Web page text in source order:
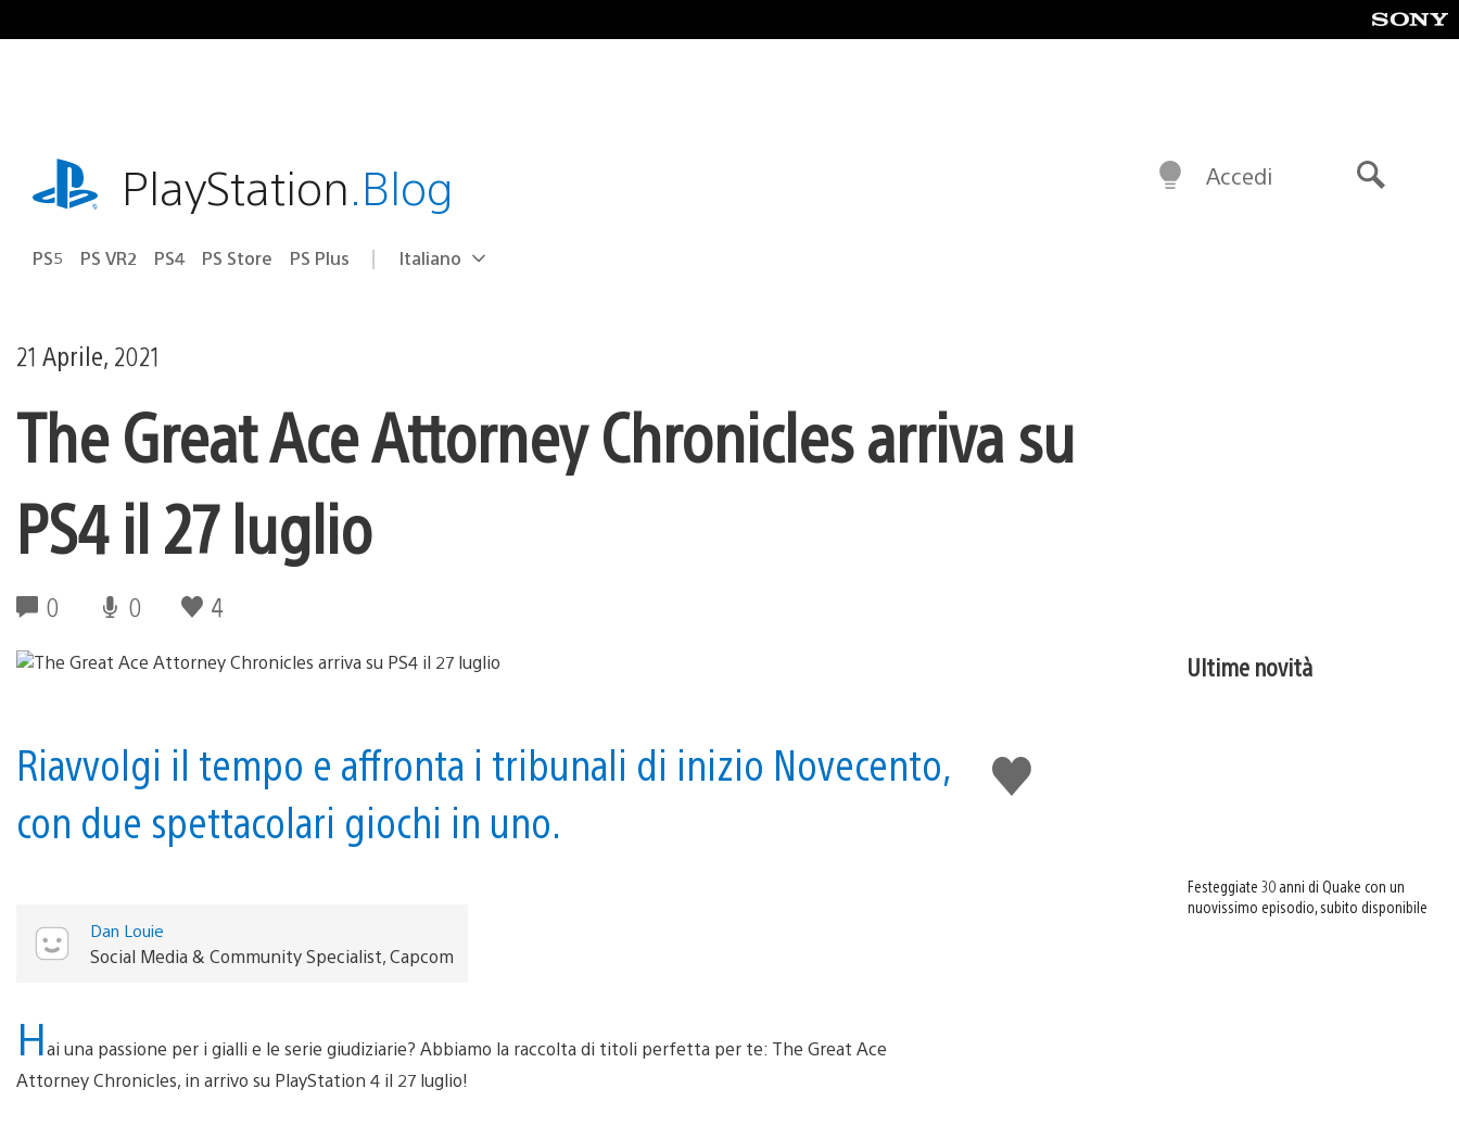
al
playstation.comPlayStation.Blog
PS5 PS VR2 PS4 PS Store PS Plus Seleziona
Regione
Italiano
Accedi
21 Aprile, 2021
The Great Ace Attorney Chronicles arriva su
PS4 il 27 luglio
0 0 4
Mi
piace
Riavvolgi il tempo e affronta i tribunali di inizio Novecento,
con due spettacolari giochi in uno.
Dan Louie
Social Media & Community Specialist, Capcom
Hai una passione per i gialli e le serie giudiziarie? Abbiamo la raccolta di titoli perfetta per te: The Great Ace
Attorney Chronicles, in arrivo su PlayStation 4 il 27 luglio!
Ultime novità
Festeggiate 30 anni di Quake con un
nuovissimo episodio, subito disponibile